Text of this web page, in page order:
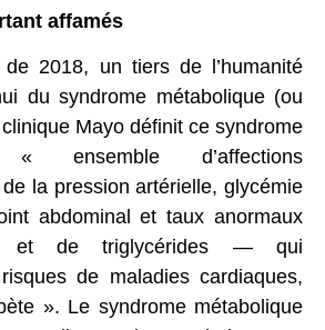
affamés
2018, un tiers de l’humanité
du syndrome métabolique (ou
Mayo définit ce syndrome
ensemble d’affections
la pression artérielle, glycémie
abdominal et taux anormaux
et de triglycérides — qui
de maladies cardiaques,
». Le syndrome métabolique